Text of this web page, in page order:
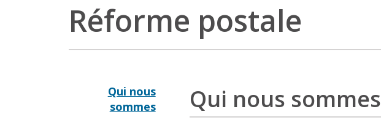
Actualités et
Réforme postale
Qui nous
sommes
Qui nous sommes